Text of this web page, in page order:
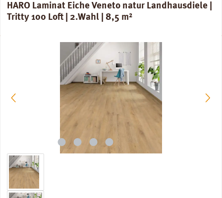
HARO Laminat Eiche Veneto natur Landhausdiele |
Tritty 100 Loft | 2.Wahl | 8,5 m²
Bildergalerie überspringen